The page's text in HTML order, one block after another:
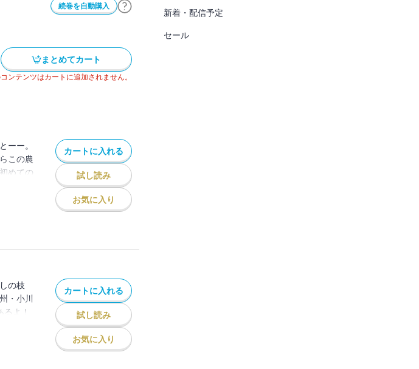
続巻を自動購入
まとめてカート
ンテンツはカートに追加されません。
ーー。
この農
めての
カートに入れる
試し読み
お気に入り
の枝
・小川
よ！
カートに入れる
試し読み
お気に入り
新着・配信予定
セール